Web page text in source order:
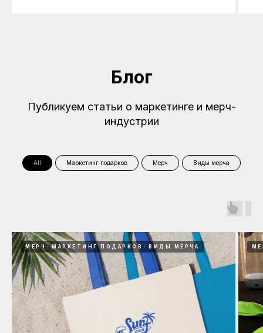
Блог
Публикуем статьи о маркетинге и мерч-
индустрии
All Маркетинг подарков Мерч Виды мерча
МЕРЧ МАРКЕТИНГ ПОДАРКОВ ВИДЫ МЕРЧА